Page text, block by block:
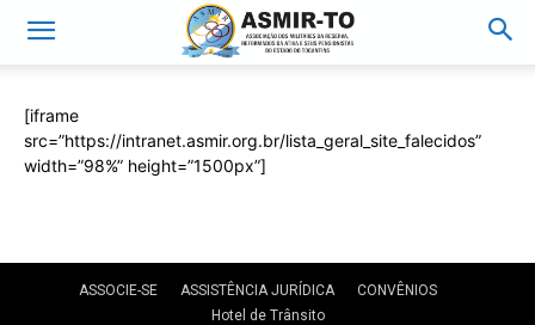
[iframe
src=”https://intranet.asmir.org.br/lista_geral_site_falecidos”
width=”98%” height=”1500px”]
ASSOCIE-SE ASSISTÊNCIA JURÍDICA
CONVÊNIOS
Hotel de Trânsito